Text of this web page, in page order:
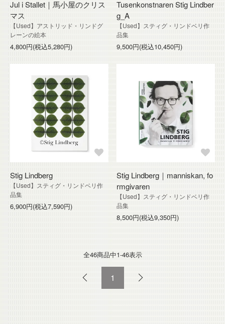
Jul i Stallet｜馬小屋のクリス
マス
【Used】アストリッド・リンドグ
レーンの絵本
4,800円(税込5,280円)
Tusenkonstnaren Stig Lindber
g_A
【Used】スティグ・リンドベリ作
品集
9,500円(税込10,450円)
Stig Lindberg
【Used】スティグ・リンドベリ作
品集
6,900円(税込7,590円)
Stig Lindberg｜manniskan, fo
rmgivaren
【Used】スティグ・リンドベリ作
品集
8,500円(税込9,350円)
全46商品中1-46表示
1